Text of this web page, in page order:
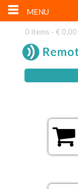
0 items - € 0,00
MENU